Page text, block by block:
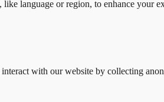
language or region, to enhance your
with our website by collecting